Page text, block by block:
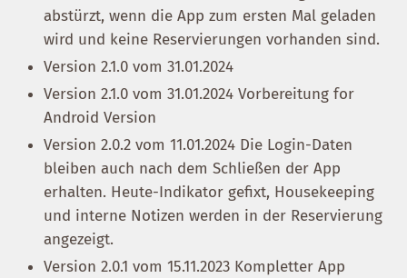
abstürzt, wenn die App zum ersten Mal geladen
wird und keine Reservierungen vorhanden sind.
Version 2.1.0 vom 31.01.2024
Version 2.1.0 vom 31.01.2024 Vorbereitung for
Android Version
Version 2.0.2 vom 11.01.2024 Die Login-Daten
bleiben auch nach dem Schließen der App
erhalten. Heute-Indikator gefixt, Housekeeping
und interne Notizen werden in der Reservierung
angezeigt.
Version 2.0.1 vom 15.11.2023 Kompletter App